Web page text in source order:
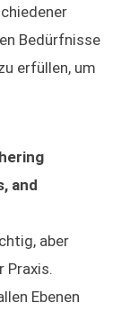
Bedürfnisse
erfüllen, um
and
aber
Praxis.
Ebenen